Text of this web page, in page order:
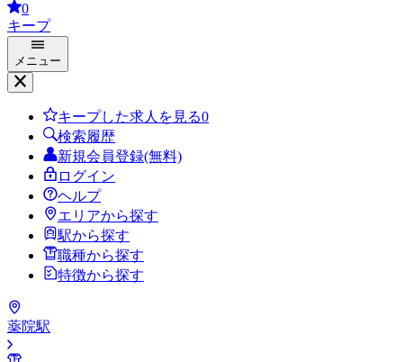
0
キープ
メニュー
キープした求人を見る0
検索履歴
新規会員登録(無料)
ログイン
ヘルプ
エリアから探す
駅から探す
職種から探す
特徴から探す
薬院駅